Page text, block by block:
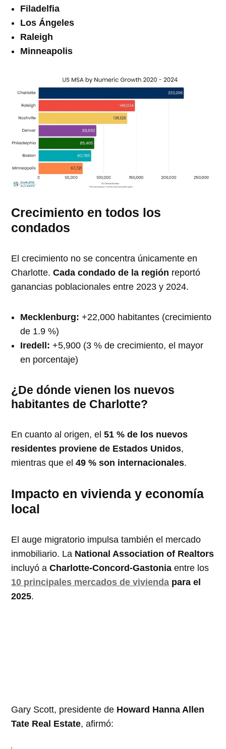
Filadelfia
Los Ángeles
Raleigh
Minneapolis
Crecimiento en todos los
condados
El crecimiento no se concentra únicamente en
Charlotte.Cada condado de la región reportó
ganancias poblacionales entre 2023 y 2024.
Mecklenburg: +22,000 habitantes (crecimiento
de 1.9 %)
Iredell: +5,900 (3 % de crecimiento, el mayor
en porcentaje)
¿De dónde vienen los nuevos
habitantes de Charlotte?
En cuanto al origen, el51 % de los nuevos
residentes proviene de Estados Unidos,
mientras que el49 % son internacionales.
Impacto en vivienda y economía
local
El auge migratorio impulsa también el mercado
inmobiliario. La National Association of Realtors
incluyó aCharlotte-Concord-Gastonia entre los
10 principales mercados de vivienda para el
2025.
Gary Scott, presidente de Howard Hanna Allen
Tate Real Estate, afirmó: